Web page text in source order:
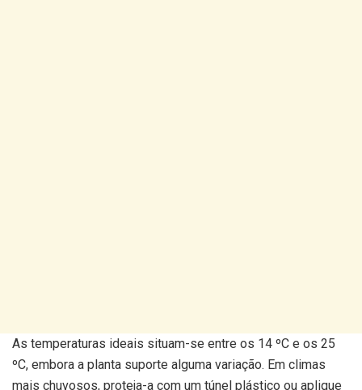
As temperaturas ideais situam-se entre os 14 ºC e os 25
ºC, embora a planta suporte alguma variação. Em climas
mais chuvosos, proteja-a com um túnel plástico ou aplique